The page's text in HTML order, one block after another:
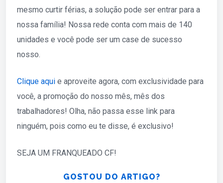
mesmo curtir férias, a solução pode ser entrar para a
nossa família! Nossa rede conta com mais de 140
unidades e você pode ser um case de sucesso
nosso.
Clique aqui e aproveite agora, com exclusividade para
você, a promoção do nosso mês, mês dos
trabalhadores! Olha, não passa esse link para
ninguém, pois como eu te disse, é exclusivo!
SEJA UM FRANQUEADO CF!
GOSTOU DO ARTIGO?